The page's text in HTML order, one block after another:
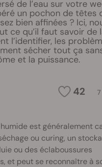
de l’eau sur votre
un pochon de têtes
bien affinées ? Ici,
ce qu’il faut savoir de
l’identifier, les
sécher tout ça
et la puissance.
42
est généralement
ou curing, un
ou des éclaboussures
et peut se reconnaître à